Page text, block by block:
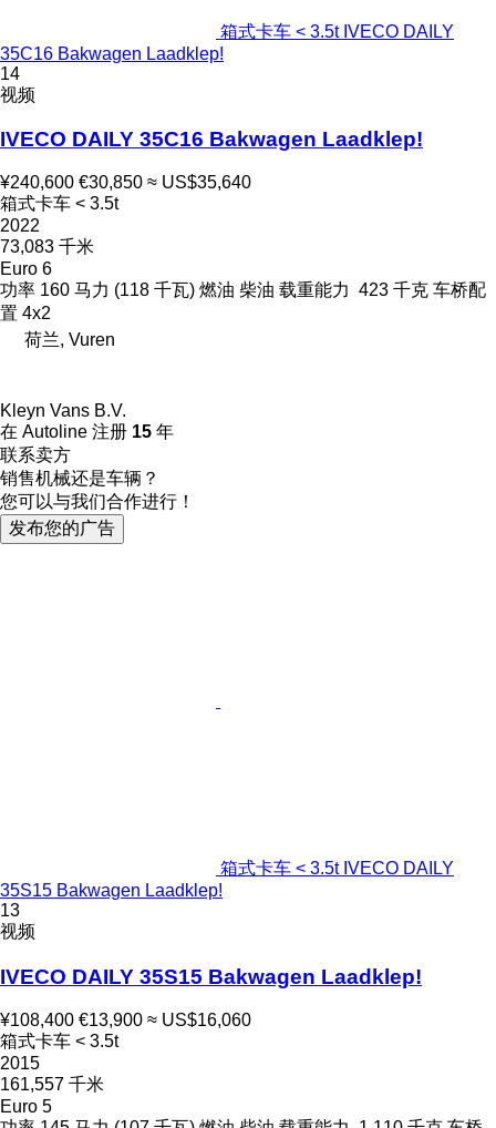
箱式卡车 < 3.5t IVECO DAILY
35C16 Bakwagen Laadklep!
14
视频
IVECO DAILY 35C16 Bakwagen Laadklep!
¥240,600 €30,850 ≈ US$35,640
箱式卡车 < 3.5t
2022
73,083 千米
Euro 6
功率 160 马力 (118 千瓦) 燃油 柴油 载重能力 423 千克 车桥配
置 4x2
荷兰, Vuren
Kleyn Vans B.V.
在 Autoline 注册 15 年
联系卖方
销售机械还是车辆？
您可以与我们合作进行！
发布您的广告
箱式卡车 < 3.5t IVECO DAILY
35S15 Bakwagen Laadklep!
13
视频
IVECO DAILY 35S15 Bakwagen Laadklep!
¥108,400 €13,900 ≈ US$16,060
箱式卡车 < 3.5t
2015
161,557 千米
Euro 5